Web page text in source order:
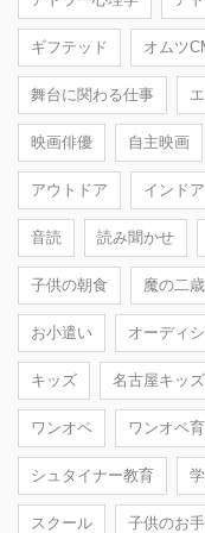
ギフテッド オムツ
舞台に関わる仕事
映画俳優 自主映画
アウトドア インドア
音読 読み聞かせ
子供の朝食 魔の二
お小遣い オーディ
キッズ 名古屋キッ
ワンオペ ワンオペ
シュタイナー教育
スクール 子供のお